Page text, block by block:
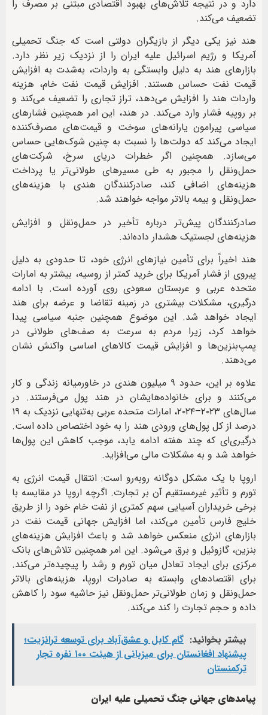
دارد و در نتیجه تلاش‌های بهبود اقتصادی مبتنی بر مصرف را
تضعیف می‌کند.
هند نیز یکی دیگر از بازیگران دولتی است که جنگ تحمیلی
آمریکا و رژیم اسرائیل علیه ایران را از نزدیک زیر نظر دارد.
بازارهای هند به دلیل وابستگی به واردات، به‌شدت به افزایش
قیمت نفت حساس هستند. افزایش قیمت نفت خام، هزینه
واردات هند را افزایش می‌دهد، تراز تجاری را تضعیف می‌کند و
بر روپیه فشار وارد می‌کند. در هند، این امر همچنین فشارهای
سیاسی پیرامون یارانه‌های سوخت و قیمت‌های مصرف‌کننده
ایجاد می‌کند که دولت‌ها را نسبت به چنین شوک‌هایی حساس
می‌سازد. همچنین اگر خطرات دریای سرخ، شرکت‌های
حمل‌ونقل را مجبور به طی مسیرهای طولانی‌تر یا پرداخت
هزینه‌های اضافی کند، صادرکنندگان هندی با هزینه‌های
حمل‌ونقل و بیمه بالاتر مواجه خواهند شد.
صادرکنندگان پیش‌تر درباره تأخیر در حمل‌ونقل و افزایش
هزینه‌های لجستیک هشدار داده‌اند.
هند اخیراً برای تأمین نیازهای انرژی خود، تا حدودی به دلیل
پیروی از فشار آمریکا برای خرید کمتر از روسیه، بیشتر به امارات
متحده عربی و عربستان سعودی روی آورده است. با ادامه
درگیری، مشکلات بیشتری در زمینه تقاضا و عرضه برای هند
ایجاد خواهد شد. این موضوع همچنین جنبه سیاسی پیدا
خواهد کرد، زیرا مردم به سرعت به صف‌های طولانی در
پمپ‌بنزین‌ها و افزایش قیمت کالاهای اساسی واکنش نشان
می‌دهند.
علاوه بر این، حدود ۹ میلیون هندی در خاورمیانه زندگی و کار
می‌کنند و برای خانواده‌هایشان در هند پول می‌فرستند. در
سال‌های ۲۰۲۳–۲۰۲۴، امارات متحده عربی به‌تنهایی نزدیک به ۱۹
درصد از کل پول‌های ورودی هند را به خود اختصاص داده است.
درگیری‌ای که چند هفته ادامه یابد، موجب کاهش این پول‌ها
خواهد شد و به مشکلات مالی می‌افزاید.
اروپا با یک مشکل دوگانه روبه‌رو است: انتقال قیمت انرژی به
تورم و تأثیر غیرمستقیم آن بر تجارت. اگرچه اروپا در مقایسه با
برخی خریداران آسیایی سهم کمتری از نفت خام خود را از طریق
خلیج فارس تأمین می‌کند، اما افزایش جهانی قیمت نفت در
بازارهای انرژی منعکس خواهد شد و باعث افزایش هزینه‌های
بنزین، گازوئیل و برق می‌شود. این امر همچنین تلاش‌های بانک
مرکزی برای ایجاد تعادل میان تورم و رشد را پیچیده‌تر می‌کند.
برای اقتصادهای وابسته به صادرات اروپا، هزینه‌های بالاتر
حمل‌ونقل و زمان طولانی‌تر حمل‌ونقل نیز حاشیه سود را کاهش
داده و حجم تجارت را کند می‌کند.
بیشتر بخوانید: گام کابل و عشق‌آباد برای توسعه ترانزیت؛
پیشنهاد افغانستان برای میزبانی از هیئت ۱۰۰ نفره تجار
ترکمنستان
پیامدهای جهانی جنگ تحمیلی علیه ایران